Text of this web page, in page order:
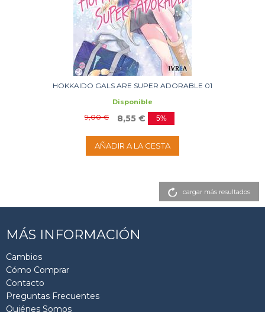
HOKKAIDO GALS ARE SUPER ADORABLE 01
Disponible
9,00 € 8,55 € 5%
AÑADIR A LA CESTA
cargar más resultados
MÁS INFORMACIÓN
Cambios
Cómo Comprar
Contacto
Preguntas Frecuentes
Quiénes Somos